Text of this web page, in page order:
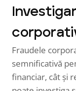
Fraudele
semnificativă
financiar, cât și